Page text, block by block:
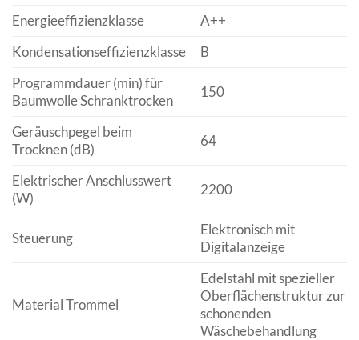
Energieeffizienzklasse
A++
Kondensationseffizienzklasse
B
Programmdauer (min) für
Baumwolle Schranktrocken
150
Geräuschpegel beim
Trocknen (dB)
64
Elektrischer Anschlusswert
(W)
2200
Steuerung
Elektronisch mit
Digitalanzeige
Material Trommel
Edelstahl mit spezieller
Oberflächenstruktur zur
schonenden
Wäschebehandlung